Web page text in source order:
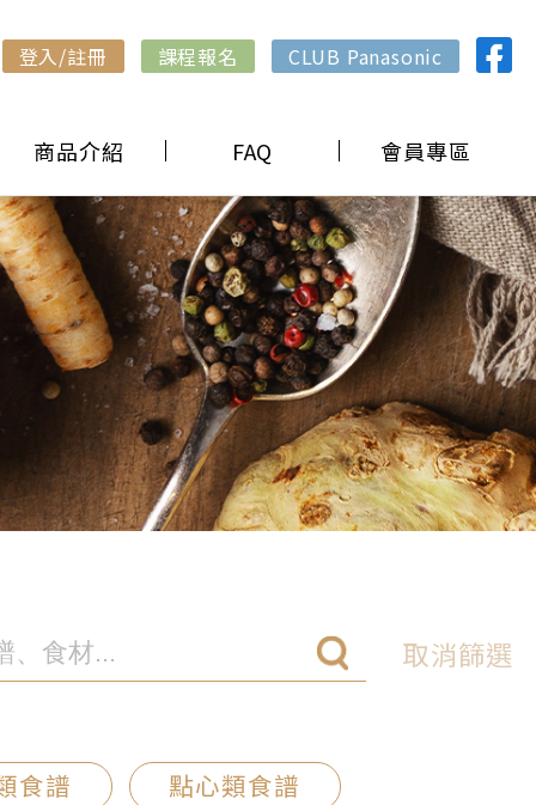
登入/註冊 課程報名 CLUB Panasonic
商品介紹 FAQ 會員專區
取消篩選
食譜 點心類食譜